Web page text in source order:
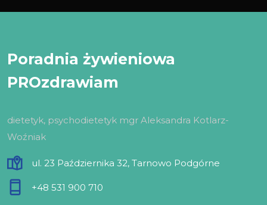
Poradnia żywieniowa
PROzdrawiam
dietetyk, psychodietetyk mgr Aleksandra Kotlarz-
Woźniak
ul. 23 Października 32, Tarnowo Podgórne
+48 531 900 710